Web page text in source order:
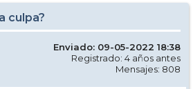
culpa?
Enviado: 09-05-2022 18:38
Registrado: 4 años antes
Mensajes: 808